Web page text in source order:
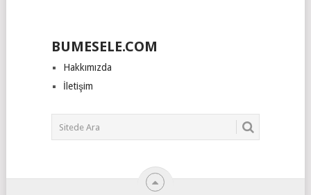
BUMESELE.COM
Hakkımızda
İletişim